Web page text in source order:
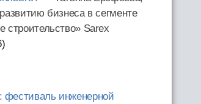
бизнеса в сегменте
строительство» Sarex
)
фестиваль инженерной